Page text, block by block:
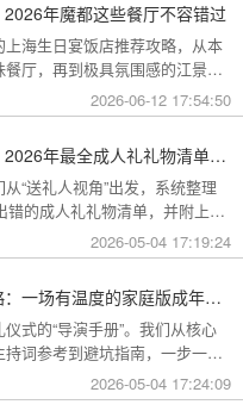
一个充满童趣的生日，这篇
都能帮你找到答案！
年魔都这些餐厅不容错过
海生日宴饭店推荐攻略，从本
厅，再到极具氛围感的江景私
派对需求，相信一定能解决你的
2026-06-12 17:54:50
成人礼一般准备什么礼物？2026年最全成人礼礼物清单：父母、长辈、朋友一篇搞定
“送礼人视角”出发，系统整理
错的成人礼礼物清单，并附上挑
份恰到好处的心意，为孩子（或
脚。
2026-05-04 17:19:24
家庭成人礼仪式流程全攻略：一场有温度的家庭版成年加冕仪式
式的“导演手册”。我们从核心
词参考到避坑指南，一步一步
成一场笑泪交织、铭记终生的成
2026-05-04 17:24:09